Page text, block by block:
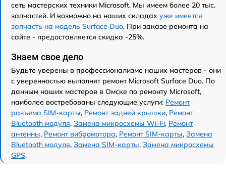
сеть мастерских техники Microsoft. Мы имеем более 20 тыс.
запчастей. И возможно на наших складах уже имеется
запчасть на модель Surface Duo. При заказе ремонта на
сайте - предоставляется скидка -25%.
Знаем свое дело
Будьте уверены в профессионализме наших мастеров - они
с уверенностью выполнят ремонт Microsoft Surface Duo. По
данным наших мастеров в Омске по ремонту Microsoft,
наиболее востребованы следующие услуги: Ремонт
разъема SIM-карты, Ремонт задней крышки, Ремонт
Bluetooth модуля, Замена микросхемы Wi-Fi, Ремонт
антенны, Ремонт вибромотора, Ремонт SIM-карты, Замена
Bluetooth модуля, Замена SIM-карты, Замена микросхемы
GPS.